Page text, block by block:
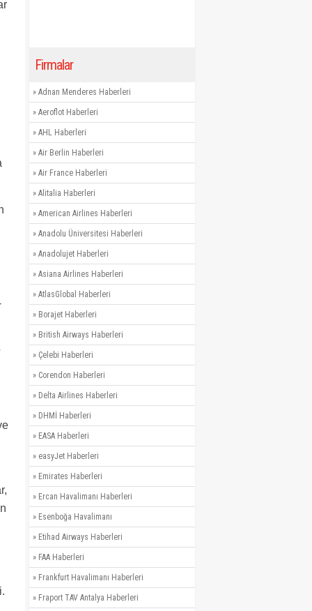
Firmalar
» Adnan Menderes Haberleri
» Aeroflot Haberleri
» AHL Haberleri
» Air Berlin Haberleri
» Air France Haberleri
» Alitalia Haberleri
» American Airlines Haberleri
» Anadolu Üniversitesi Haberleri
» Anadolujet Haberleri
» Asiana Airlines Haberleri
» AtlasGlobal Haberleri
» Borajet Haberleri
» British Airways Haberleri
» Çelebi Haberleri
» Corendon Haberleri
» Delta Airlines Haberleri
» DHMİ Haberleri
» EASA Haberleri
» easyJet Haberleri
» Emirates Haberleri
» Ercan Havalimanı Haberleri
» Esenboğa Havalimanı
» Etihad Airways Haberleri
» FAA Haberleri
» Frankfurt Havalimanı Haberleri
» Fraport TAV Antalya Haberleri